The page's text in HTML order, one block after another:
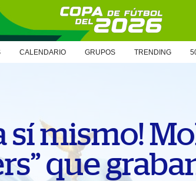
CALENDARIO GRUPOS TRENDING
sí mismo!
que